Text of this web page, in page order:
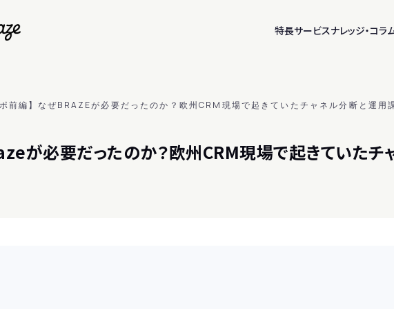
特長サービスナレッジ・コラ
ポ前編】なぜBRAZEが必要だったのか？欧州CRM現場で起きていたチャネル分断と運用
が必要だったのか？欧州CRM現場で起きていた